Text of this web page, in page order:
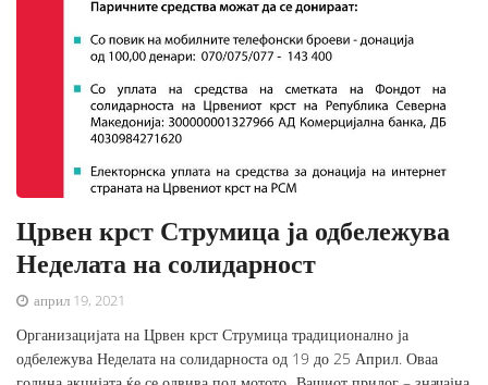
Црвен крст Струмица ја одбележува
Неделата на солидарност
април 19, 2021
Организацијата на Црвен крст Струмица традиционално ја
одбележува Неделата на солидарноста од 19 до 25 Април. Оваа